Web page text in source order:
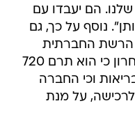
הם יעבדו עם
נוסף על כך, גם
הרשת החברתית
פייסבוק, הודיע ביום ראשון האחרון כי הוא תרם 720
וכי החברה
לרכישה, על מנת